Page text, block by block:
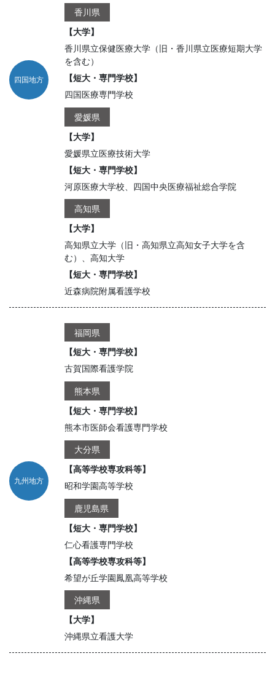
四国地方
香川県
【大学】
香川県立保健医療大学（旧・香川県立医療短期大学
を含む）
【短大・専門学校】
四国医療専門学校
愛媛県
【大学】
愛媛県立医療技術大学
【短大・専門学校】
河原医療大学校、四国中央医療福祉総合学院
高知県
【大学】
高知県立大学（旧・高知県立高知女子大学を含
む）、高知大学
【短大・専門学校】
近森病院附属看護学校
九州地方
福岡県
【短大・専門学校】
古賀国際看護学院
熊本県
【短大・専門学校】
熊本市医師会看護専門学校
大分県
【高等学校専攻科等】
昭和学園高等学校
鹿児島県
【短大・専門学校】
仁心看護専門学校
【高等学校専攻科等】
希望が丘学園鳳凰高等学校
沖縄県
【大学】
沖縄県立看護大学